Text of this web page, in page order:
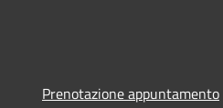
Prenotazione appuntamento